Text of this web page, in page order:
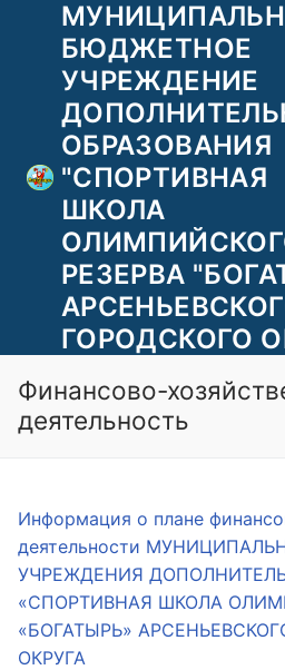
Перейти
содержимому
БЮДЖЕТНОЕ
УЧРЕЖДЕНИЕ
ОБРАЗОВАНИЯ
"СПОРТИВНАЯ
ШКОЛА
РЕЗЕРВА
ГОРОДСКОГО
Найти:
Финансово-
деятельность
Информация о плане
деятельности
УЧРЕЖДЕНИЯ
«СПОРТИВНАЯ ШКОЛА
«БОГАТЫРЬ»
ОКРУГА